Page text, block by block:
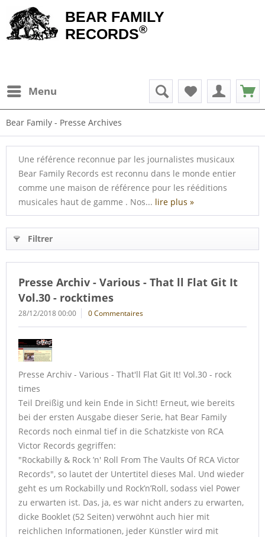
BEAR FAMILY
RECORDS®
Menu
Bear Family - Presse Archives
Une référence reconnue par les journalistes musicaux
Bear Family Records est reconnu dans le monde entier
comme une maison de référence pour les rééditions
musicales haut de gamme . Nos... lire plus »
Filtrer
Presse Archiv - Various - That ll Flat Git It
Vol.30 - rocktimes
28/12/2018 00:00 0 Commentaires
Presse Archiv - Various - That'll Flat Git It! Vol.30 - rock
times
Teil Dreißig und kein Ende in Sicht! Erneut, wie bereits
bei der ersten Ausgabe dieser Serie, hat Bear Family
Records noch einmal tief in die Schatzkiste von RCA
Victor Records gegriffen:
"Rockabilly & Rock ’n' Roll From The Vaults Of RCA Victor
Records", so lautet der Untertitel dieses Mal. Und wieder
geht es um Rockabilly und Rock’n’Roll, sodass viel Power
zu erwarten ist. Das, ja, es war nicht anders zu erwarten,
dicke Booklet (52 Seiten) verwöhnt auch hier mit
reichlichen Informationen, jeder Künstler wird mit